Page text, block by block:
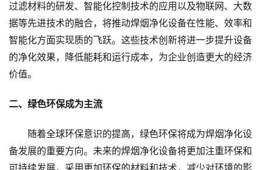
过滤材料的研发、智能化控制技术的应用以及物联网、大数
据等先进技术的融合，将推动焊烟净化设备在性能、效率和
智能化方面实现质的飞跃。这些技术创新将进一步提升设备
的净化效果，降低能耗和运行成本，为企业创造更大的经济
价值。
二、绿色环保成为主流
随着全球环保意识的提高，绿色环保将成为焊烟净化设
备发展的重要方向。未来的焊烟净化设备将更加注重环保和